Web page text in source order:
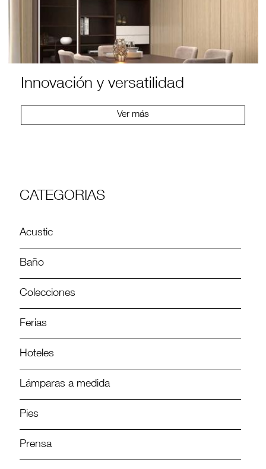
Innovación y versatilidad
Ver más
CATEGORIAS
Acustic
Baño
Colecciones
Ferias
Hoteles
Lámparas a medida
Pies
Prensa